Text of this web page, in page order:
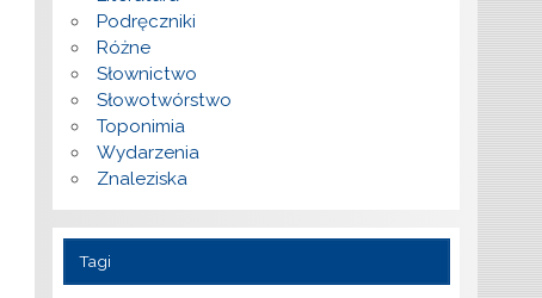
Podręczniki
Różne
Słownictwo
Słowotwórstwo
Toponimia
Wydarzenia
Znaleziska
Tagi